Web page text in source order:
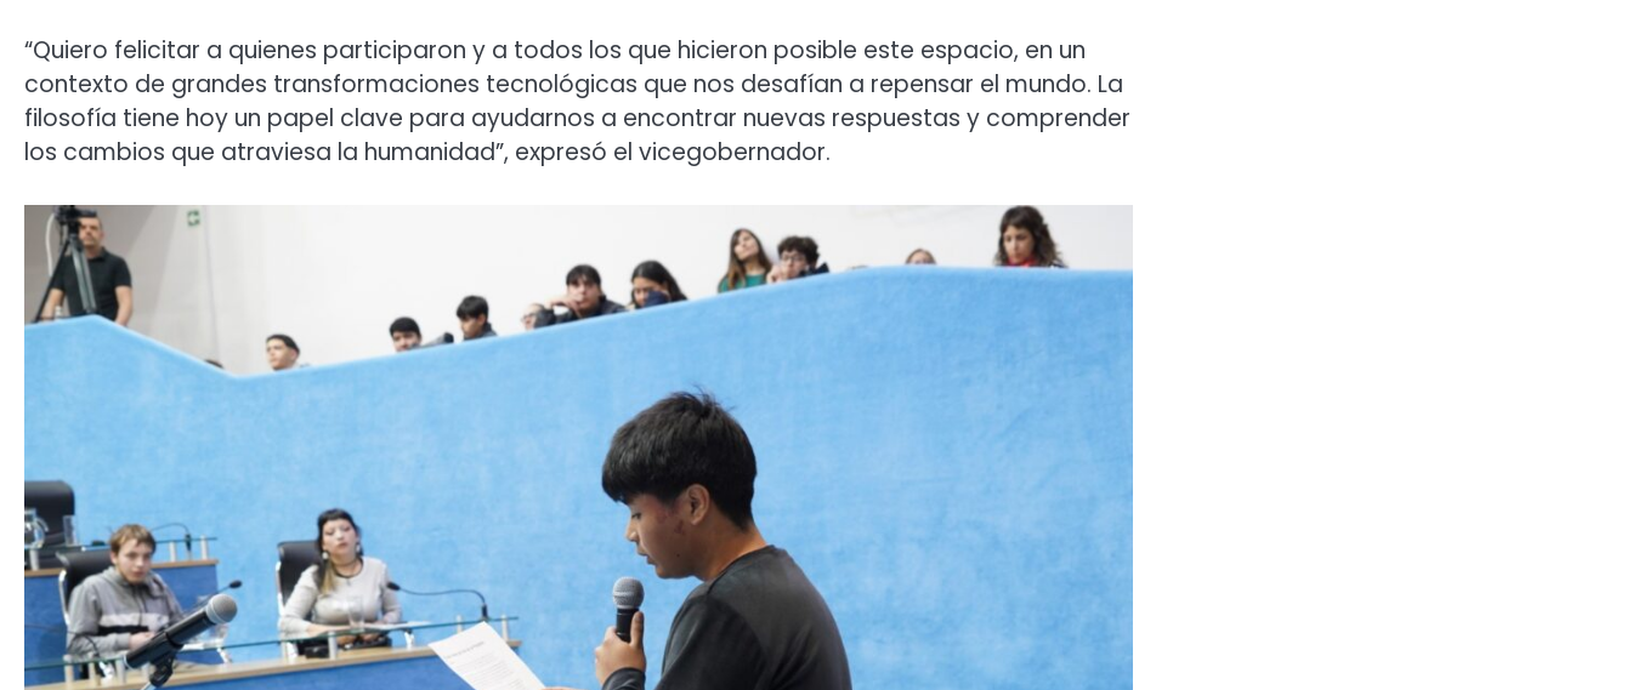
“Quiero felicitar a quienes participaron y a todos los que hicieron posible este espacio, en un
contexto de grandes transformaciones tecnológicas que nos desafían a repensar el mundo. La
filosofía tiene hoy un papel clave para ayudarnos a encontrar nuevas respuestas y comprender
los cambios que atraviesa la humanidad”, expresó el vicegobernador.